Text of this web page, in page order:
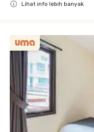
Lihat info lebih banyak